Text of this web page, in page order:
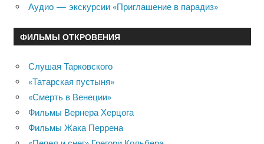
Аудио — экскурсии «Приглашение в парадиз»
ФИЛЬМЫ ОТКРОВЕНИЯ
Слушая Тарковского
«Татарская пустыня»
«Смерть в Венеции»
Фильмы Вернера Херцога
Фильмы Жака Перрена